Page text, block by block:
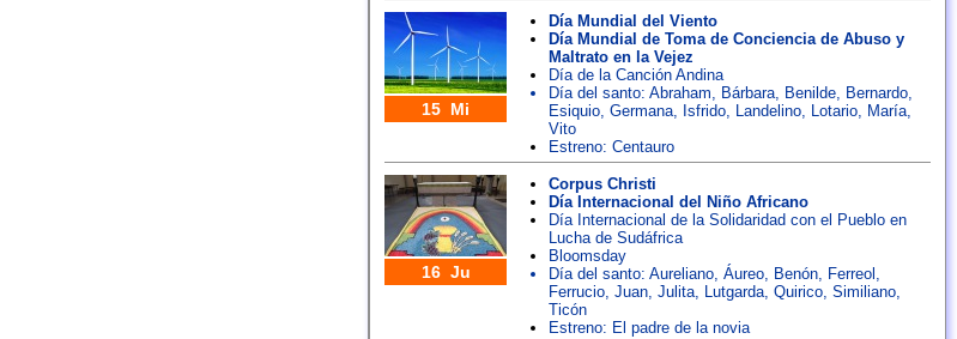
15 Mi
Día Mundial del Viento
Día Mundial de Toma de Conciencia de Abuso y
Maltrato en la Vejez
Día de la Canción Andina
Día del santo: Abraham, Bárbara, Benilde, Bernardo,
Esiquio, Germana, Isfrido, Landelino, Lotario, María,
Vito
Estreno: Centauro
16 Ju
Corpus Christi
Día Internacional del Niño Africano
Día Internacional de la Solidaridad con el Pueblo en
Lucha de Sudáfrica
Bloomsday
Día del santo: Aureliano, Áureo, Benón, Ferreol ,
Ferrucio, Juan, Julita, Lutgarda, Quirico, Similiano,
Ticón
Estreno: El padre de la novia